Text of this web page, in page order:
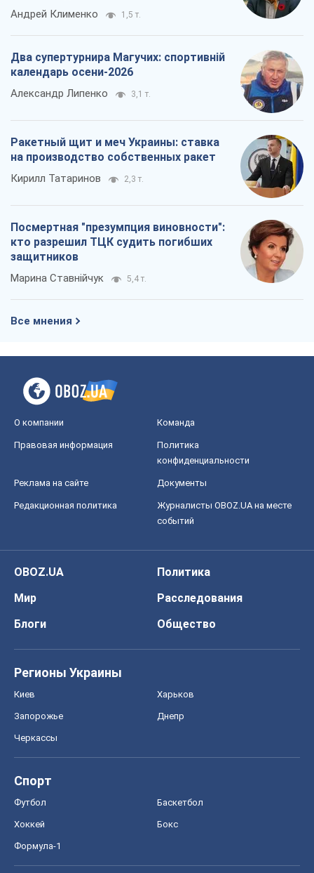
Андрей Клименко 1,5 т.
Два супертурнира Магучих: спортивній
календарь осени-2026
Александр Липенко 3,1 т.
Ракетный щит и меч Украины: ставка
на производство собственных ракет
Кирилл Татаринов 2,3 т.
Посмертная "презумпция виновности":
кто разрешил ТЦК судить погибших
защитников
Марина Ставнійчук 5,4 т.
Все мнения
О компании Команда
Правовая информация
Политика
конфиденциальности
Реклама на сайте Документы
Редакционная политика
Журналисты OBOZ.UA на месте
событий
OBOZ.UA
Политика
Мир
Расследования
Блоги
Общество
Регионы Украины
Киев Харьков
Запорожье Днепр
Черкассы
Спорт
Футбол Баскетбол
Хоккей Бокс
Формула-1